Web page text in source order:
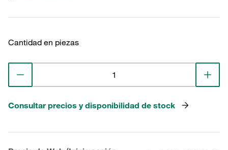
Cantidad en piezas
Consultar precios y disponibilidad de stock